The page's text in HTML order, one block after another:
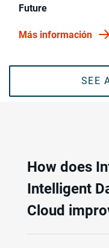
Future
Más información
SEE
How does
Intelligent
Cloud